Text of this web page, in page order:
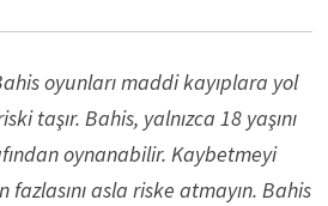
oyunları maddi kayıplara yol
taşır. Bahis, yalnızca 18 yaşını
oynanabilir. Kaybetmeyi
asla riske atmayın. Bahis